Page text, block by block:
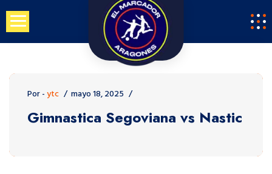
Saltar
contenido
Por -ytc mayo 18, 2025
Gimnastica Segoviana vs Nastic